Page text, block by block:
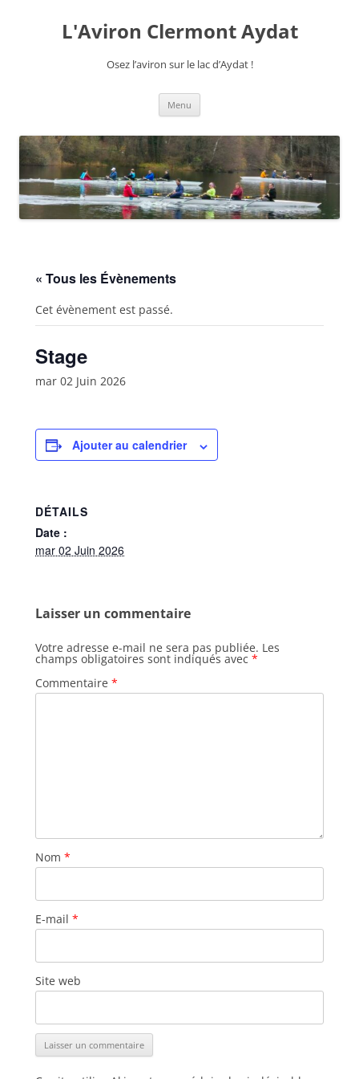
L'Aviron Clermont Aydat
Osez l’aviron sur le lac d’Aydat !
Menu
« Tous les Évènements
Cet évènement est passé.
Stage
mar 02 Juin 2026
Ajouter au calendrier
DÉTAILS
Date :
mar 02 Juin 2026
Laisser un commentaire
Votre adresse e-mail ne sera pas publiée. Les
champs obligatoires sont indiqués avec *
Commentaire *
Nom *
E-mail *
Site web